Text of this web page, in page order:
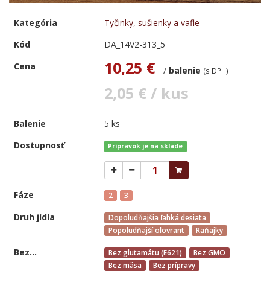
Kategória
Tyčinky, sušienky a vafle
Kód
DA_14V2-313_5
Cena
10,25 € / balenie (s DPH)
2,05 € / kus
Balenie
5 ks
Dostupnosť
Prípravok je na sklade
Fáze 2 3
Druh jídla
Dopoludňajšia ľahká desiata
Popoludňajší olovrant
Raňajky
Bez... Bez glutamátu (E621)
Bez GMO
Bez mäsa
Bez prípravy